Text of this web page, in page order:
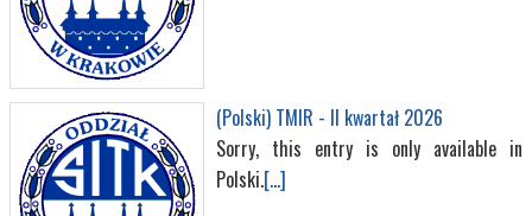
(Polski) TMIR - II kwartał 2026
Sorry, this entry is only available in
Polski.[...]